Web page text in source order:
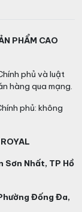
PHẨM CAO
phủ và luật
hàng qua mạng.
phủ: không
Sơn Nhất, TP Hồ
Đống Đa,